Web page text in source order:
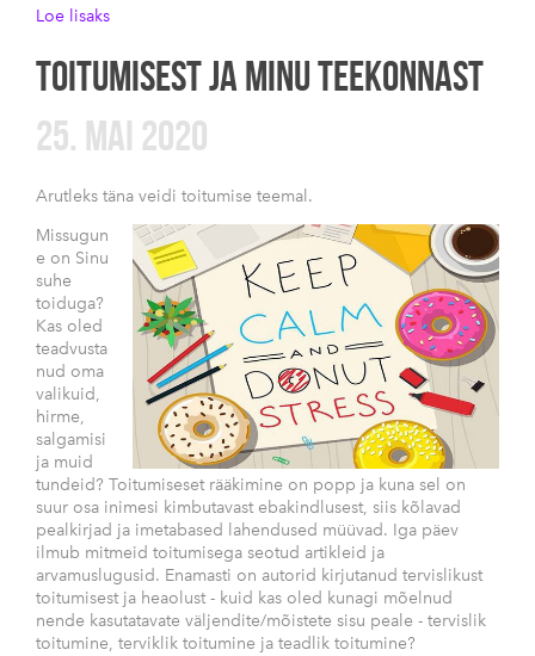
Loe lisaks
TOITUMISEST JA MINU TEEKONNAST
25. MAI 2020
Arutleks täna veidi toitumise teemal.
Missugun
e on Sinu
suhe
toiduga?
Kas oled
teadvusta
nud oma
valikuid,
hirme,
salgamisi
ja muid
tundeid? Toitumiseset rääkimine on popp ja kuna sel on
suur osa inimesi kimbutavast ebakindlusest, siis kõlavad
pealkirjad ja imetabased lahendused müüvad. Iga päev
ilmub mitmeid toitumisega seotud artikleid ja
arvamuslugusid. Enamasti on autorid kirjutanud tervislikust
toitumisest ja heaolust - kuid kas oled kunagi mõelnud
nende kasutatavate väljendite/mõistete sisu peale - tervislik
toitumine, terviklik toitumine ja teadlik toitumine?